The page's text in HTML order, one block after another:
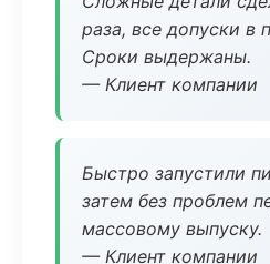
раза, все допуски в
Сроки выдержаны.
— Клиент компании
Быстро запустили
затем без проблем
массовому выпуску.
— Клиент компании